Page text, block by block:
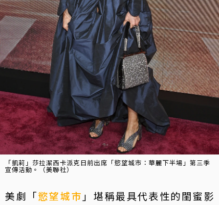
「凱莉」莎拉潔西卡派克日前出席「慾望城市：華麗下半場」第三季
宣傳活動。（美聯社）
美劇「慾望城市 」堪稱最具代表性的閨蜜影